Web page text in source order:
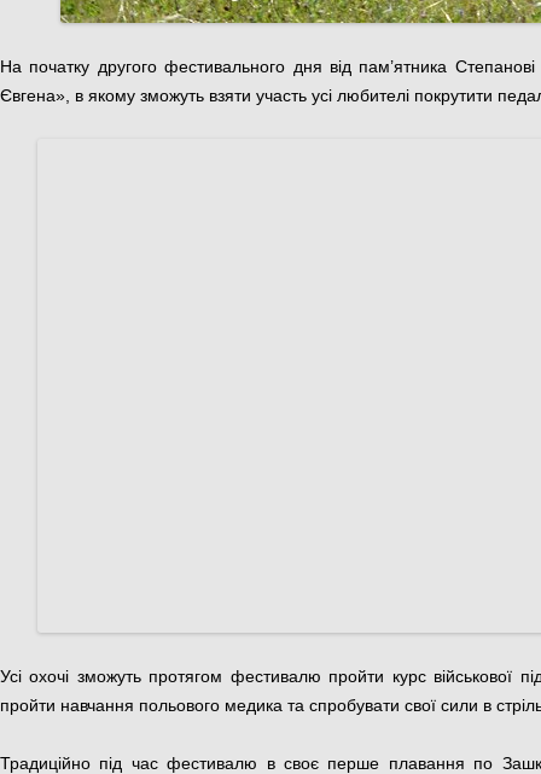
На початку другого фестивального дня від пам’ятника
Євгена», в якому зможуть взяти участь усі любителі покрутити
Усі охочі зможуть протягом фестивалю пройти курс військової
пройти навчання польового медика та спробувати свої сили в
Традиційно під час фестивалю в своє перше плавання по